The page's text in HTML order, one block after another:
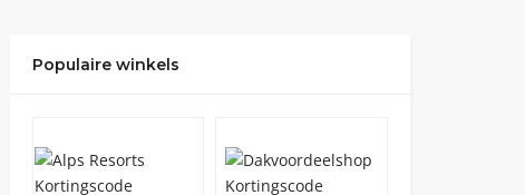
Populaire winkels